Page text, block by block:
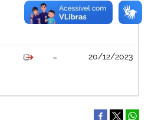
20/12/2023